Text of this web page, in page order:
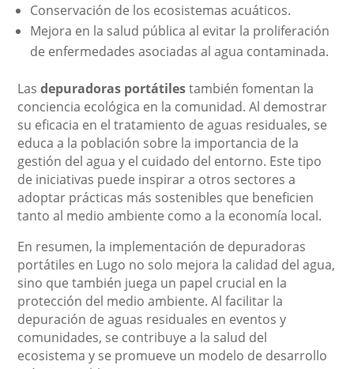
Conservación de los ecosistemas acuáticos.
Mejora en la salud pública al evitar la proliferación
de enfermedades asociadas al agua contaminada.
Lasdepuradoras portátilestambién fomentan la
conciencia ecológica en la comunidad. Al demostrar
su eficacia en el tratamiento de aguas residuales, se
educa a la población sobre la importancia de la
gestión del agua y el cuidado del entorno. Este tipo
de iniciativas puede inspirar a otros sectores a
adoptar prácticas más sostenibles que beneficien
tanto al medio ambiente como a la economía local.
En resumen, la implementación de depuradoras
portátiles en Lugo no solo mejora la calidad del agua,
sino que también juega un papel crucial en la
protección del medio ambiente. Al facilitar la
depuración de aguas residuales en eventos y
comunidades, se contribuye a la salud del
ecosistema y se promueve un modelo de desarrollo